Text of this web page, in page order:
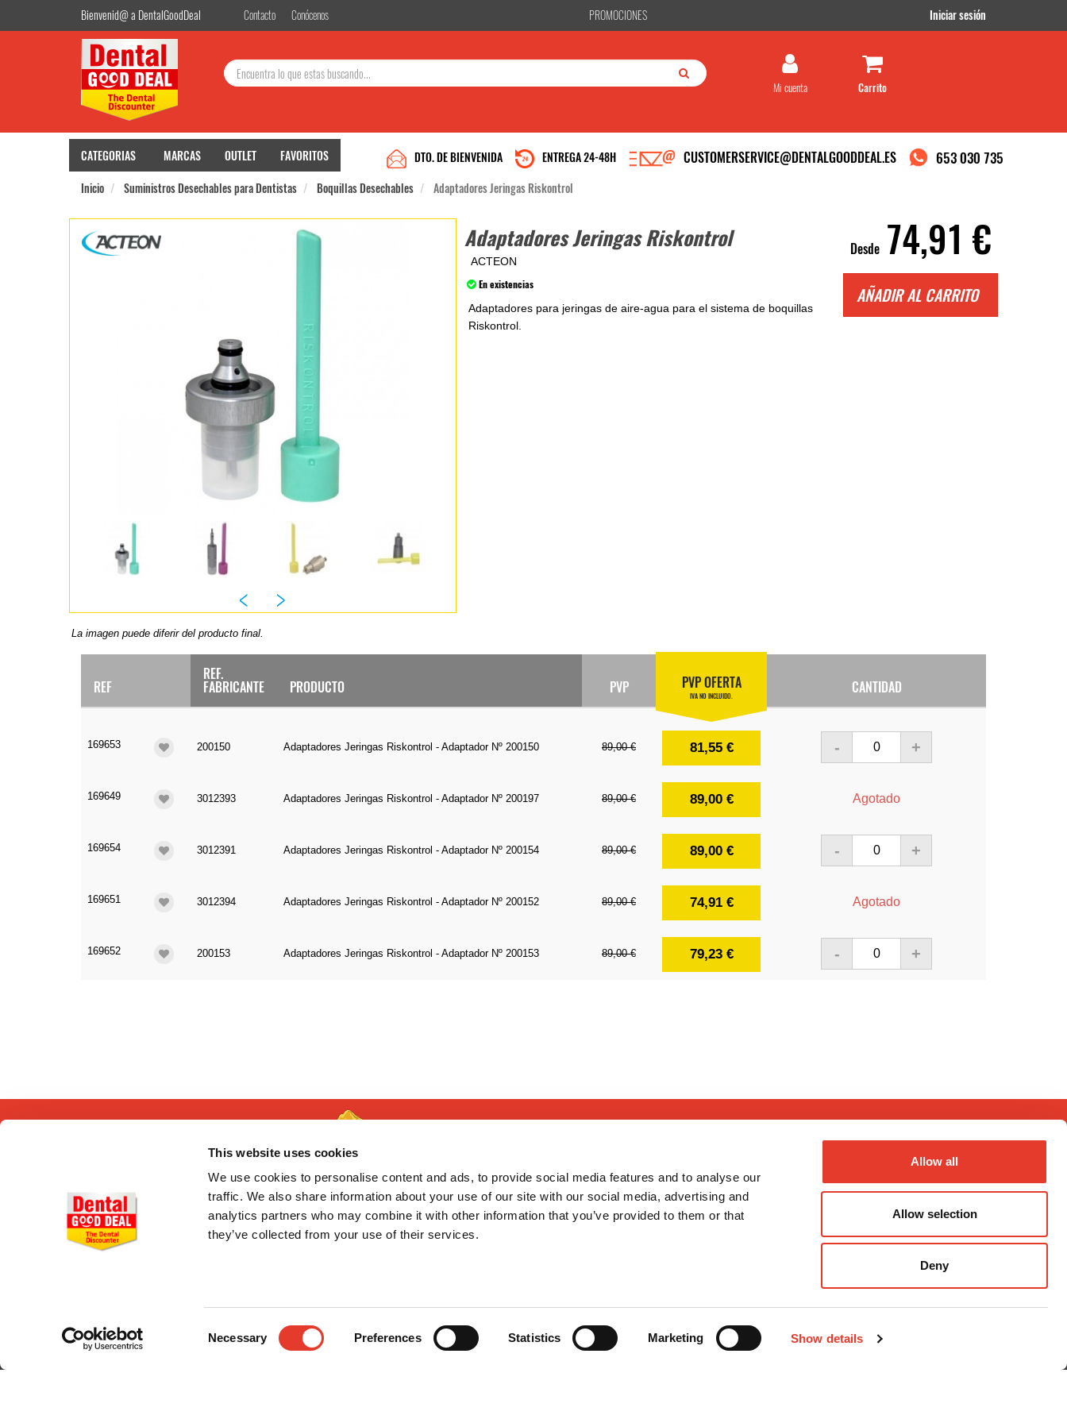
This website uses cookies
We use cookies to personalise content and ads, to provide social media features and to analyse our
traffic. We also share information about your use of our site with our social media, advertising and
analytics partners who may combine it with other information that you’ve provided to them or that
they’ve collected from your use of their services.
Necessary Preferences Statistics Marketing Show details
Allow all
Allow selection
Deny
Bienvenid@ a DentalGoodDeal Contacto Conócenos PROMOCIONES
Iniciar sesión
Mi cuenta
CATEGORIAS MARCAS OUTLET FAVORITOS 653 030 735
CUSTOMERSERVICE@DENTALGOODDEAL.ES
ENTREGA 24-48H
DTO. DE BIENVENIDA
Inicio
Suministros Desechables para Dentistas Boquillas Desechables Adaptadores Jeringas Riskontrol
Adaptadores Jeringas Riskontrol
ACTEON
En existencias
La imagen puede diferir del producto final.
Adaptadores para jeringas de aire-agua para el sistema de boquillas
Riskontrol.
Desde 74,91 €
AÑADIR AL CARRITO
REF
REF.
FABRICANTE PRODUCTO PVP PVP OFERTA
IVA NO INCLUIDO. CANTIDAD
169653 200150 Adaptadores Jeringas Riskontrol - Adaptador Nº 200150 89,00 € 81,55 € - +
169649 3012393 Adaptadores Jeringas Riskontrol - Adaptador Nº 200197 89,00 € 89,00 € Agotado
169654 3012391 Adaptadores Jeringas Riskontrol - Adaptador Nº 200154 89,00 € 89,00 € - +
169651 3012394 Adaptadores Jeringas Riskontrol - Adaptador Nº 200152 89,00 € 74,91 € Agotado
169652 200153 Adaptadores Jeringas Riskontrol - Adaptador Nº 200153 89,00 € 79,23 € - +
Gastos de envío
He leído y acepto lapolítica de
privacidad